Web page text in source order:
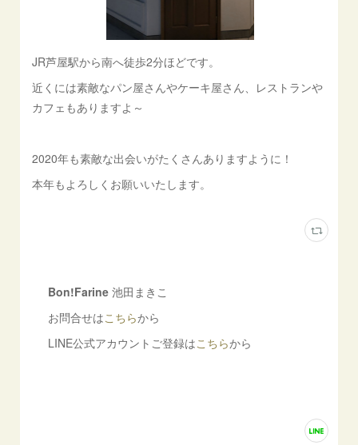
JR芦屋駅から南へ徒歩2分ほどです。
近くには素敵なパン屋さんやケーキ屋さん、レストランや
カフェもありますよ～
2020年も素敵な出会いがたくさんありますように！
本年もよろしくお願いいたします。
Bon!Farine 池田まきこ
お問合せはこちらから
LINE公式アカウントご登録はこちらから